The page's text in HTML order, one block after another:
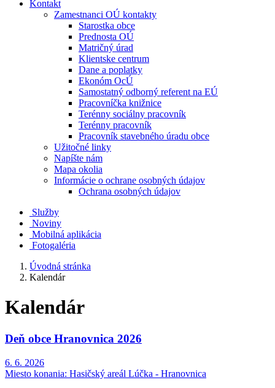
Kontakt
Zamestnanci OÚ kontakty
Starostka obce
Prednosta OÚ
Matričný úrad
Klientske centrum
Dane a poplatky
Ekonóm OcÚ
Samostatný odborný referent na EÚ
Pracovníčka knižnice
Terénny sociálny pracovník
Terénny pracovník
Pracovník stavebného úradu obce
Užitočné linky
Napíšte nám
Mapa okolia
Informácie o ochrane osobných údajov
Ochrana osobných údajov
Služby
Noviny
Mobilná aplikácia
Fotogaléria
Úvodná stránka
Kalendár
Kalendár
Deň obce Hranovnica 2026
6. 6. 2026
Miesto konania: Hasičský areál Lúčka - Hranovnica